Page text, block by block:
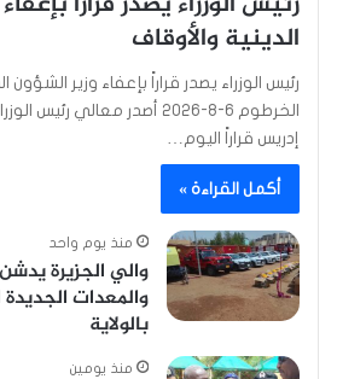
الدينية والأوقاف
رئيس الوزراء يصدر قراراً بإعفاء وزير الشؤون
الخرطوم 6-8-2026 أصدر معالي
إدريس قراراً اليوم…
أكمل القراءة »
منذ يوم واحد
والي الجزيرة
والمعدات
بالولاية
منذ يومين